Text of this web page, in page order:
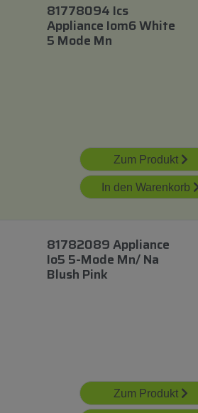
81778094 Ics
Appliance Iom6 White
5 Mode Mn
Zum Produkt
In den Warenkorb
81782089 Appliance
Io5 5-Mode Mn/ Na
Blush Pink
Zum Produkt